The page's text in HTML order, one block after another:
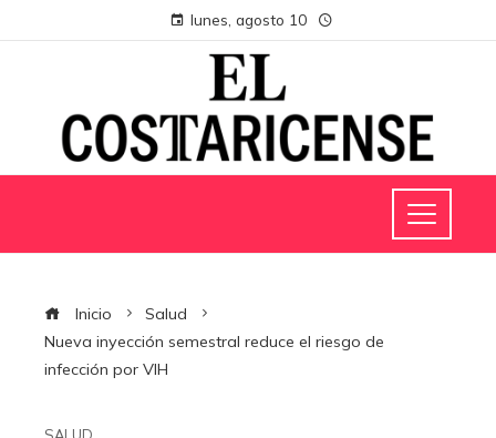
lunes, agosto 10
Inicio
Salud
Nueva inyección semestral reduce el riesgo de
infección por VIH